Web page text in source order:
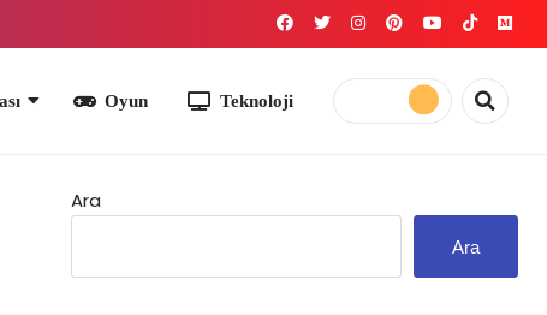
Teknoloji
Ara
Ara